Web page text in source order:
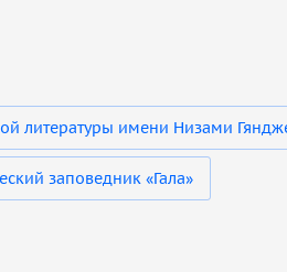
литературы имени Низами
заповедник «Гала»